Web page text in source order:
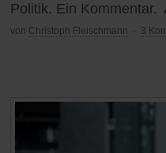
Politik. Ein Kommentar.
von Christoph Fleischmann 3